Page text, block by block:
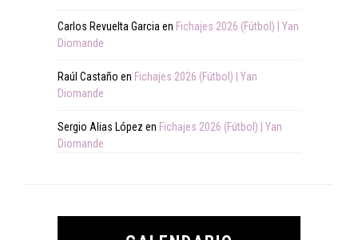
Carlos Revuelta Garcia en Fichajes 2026 (Fútbol) | Yan
Diomande
Raúl Castaño en Fichajes 2026 (Fútbol) | Yan
Diomande
Sergio Alias López en Fichajes 2026 (Fútbol) | Yan
Diomande